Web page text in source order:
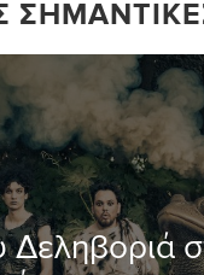
Δεληβοριά